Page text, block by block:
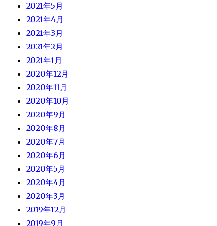
2021年5月
2021年4月
2021年3月
2021年2月
2021年1月
2020年12月
2020年11月
2020年10月
2020年9月
2020年8月
2020年7月
2020年6月
2020年5月
2020年4月
2020年3月
2019年12月
2019年9月